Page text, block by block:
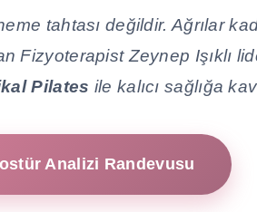
tahtası değildir. Ağrılar
Fizyoterapist Zeynep Işıklı
Pilates ile kalıcı sağlığa
Analizi Randevusu